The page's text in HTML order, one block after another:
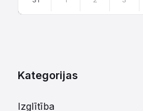
Kategorijas
Izglītība